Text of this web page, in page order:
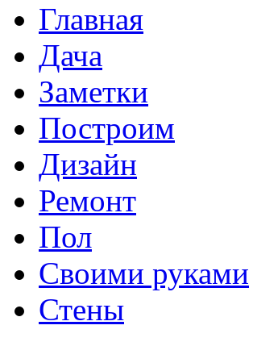
Главная
Дача
Заметки
Построим
Дизайн
Ремонт
Пол
Своими руками
Стены